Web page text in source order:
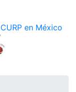
en México